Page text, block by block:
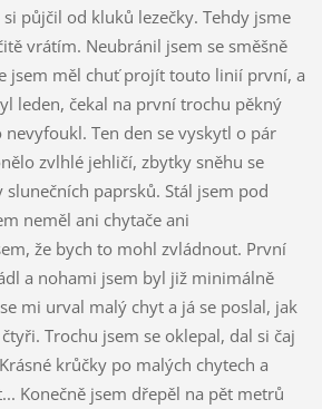
půjčil od kluků lezečky. Tehdy jsme
vrátím. Neubránil jsem se směšně
jsem měl chuť projít touto linií první, a
leden, čekal na první trochu pěkný
Ten den se vyskytl o pár
zvlhlé jehličí, zbytky sněhu se
paprsků. Stál jsem pod
neměl ani chytače ani
že bych to mohl zvládnout. První
a nohami jsem byl již minimálně
mi urval malý chyt a já se poslal, jak
Trochu jsem se oklepal, dal si čaj
krůčky po malých chytech a
Konečně jsem dřepěl na pět metrů